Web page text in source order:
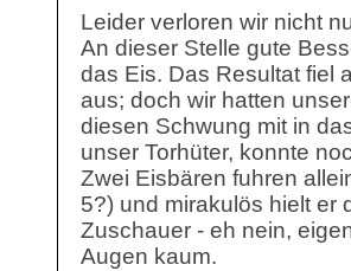
Leider verloren wir nicht
An dieser Stelle gute
das Eis. Das Resultat fiel
aus; doch wir hatten
diesen Schwung mit in
unser Torhüter, konnte
Zwei Eisbären fuhren
5?) und mirakulös hielt er
Zuschauer - eh nein,
Augen kaum.